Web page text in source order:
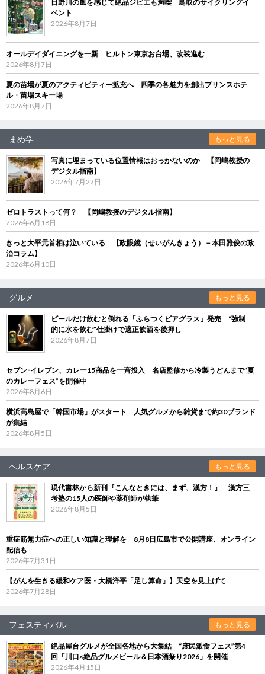
日野川の風を感じて絶品ジビエも満喫 鳥取のサイクリングイ
ベント
2026年8月7日
オールデイダイニングを一新 ヒルトン東京お台場、改装進む
2026年8月7日
夏の苗場が夏のアクティビティー拡充へ 四季の各魅力を創出プリンスホテ
ル・苗場スキー場
2026年8月7日
まめ学 もっと見る
写真に埋まっている位置情報はおっかないのか 【岡嶋教授の
デジタル指南】
2026年7月22日
ゼロトラストって何？ 【岡嶋教授のデジタル指南】
2026年6月18日
きっと大平元首相は泣いている 【政眼鏡（せいがんきょう）－本田雅俊の政
治コラム】
2026年6月10日
グルメ もっと見る
ビールだけ飲むと倒れる「ふらつくビアグラス」発売 “強制
的に水を飲む”仕掛けで適正飲酒を後押し
2026年8月7日
セブン‐イレブン、カレー15商品を一斉投入 名店監修から冷製うどんまで“夏
のカレーフェス”を開催中
2026年8月6日
横浜高島屋で「韓国市場」がスタート 人気グルメから雑貨まで約30ブランド
が集結
2026年8月5日
ヘルスケア もっと見る
現代書林から新刊『こんなときには、まず、漢方！』 漢方三
考塾の15人の医師や薬剤師が執筆
2026年8月5日
重症筋無力症への正しい知識と理解を 8月8日広島市で公開講座、オンライン
配信も
2026年7月31日
【がんを生きる緩和ケア医・大橋洋平「足し算命」】天空を見上げて
2026年7月28日
フェスティバル もっと見る
絶品屋台グルメが全国各地から大集結 “庶民派食フェス”第4
回「川口×絶品グルメビール＆日本酒祭り2026」を開催
2026年4月15日